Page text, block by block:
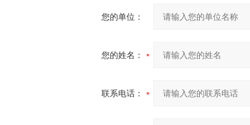
您的单位：
您的姓名：
联系电话：